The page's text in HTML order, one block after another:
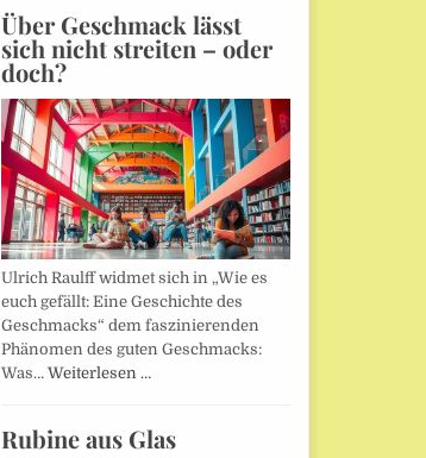
Über Geschmack lässt
sich nicht streiten – oder
doch?
Ulrich Raulff widmet sich in „Wie es
euch gefällt: Eine Geschichte des
Geschmacks“ dem faszinierenden
Phänomen des guten Geschmacks:
Was… Weiterlesen …
Rubine aus Glas